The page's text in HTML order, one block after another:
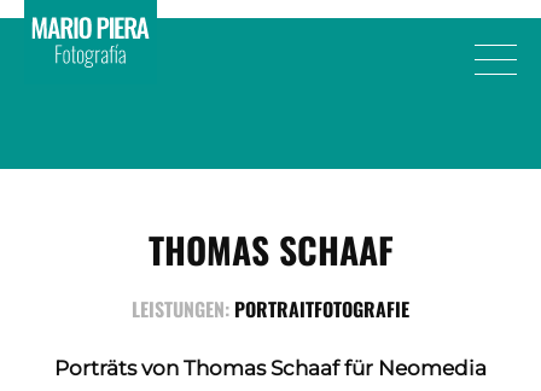
THOMAS SCHAAF
LEISTUNGEN: PORTRAITFOTOGRAFIE
Porträts von Thomas Schaaf für Neomedia